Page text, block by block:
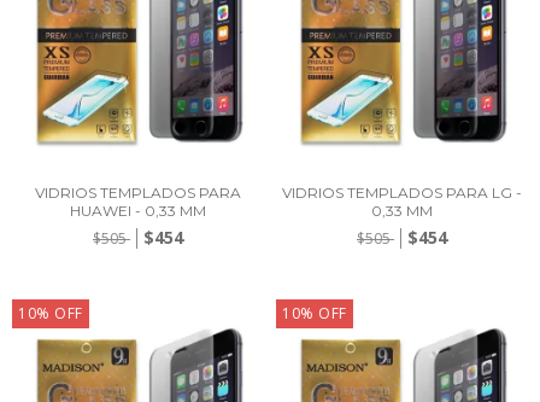
VIDRIOS TEMPLADOS PARA
HUAWEI - 0,33 MM
$505 $454
VIDRIOS TEMPLADOS PARA LG -
0,33 MM
$505 $454
10% OFF 10% OFF